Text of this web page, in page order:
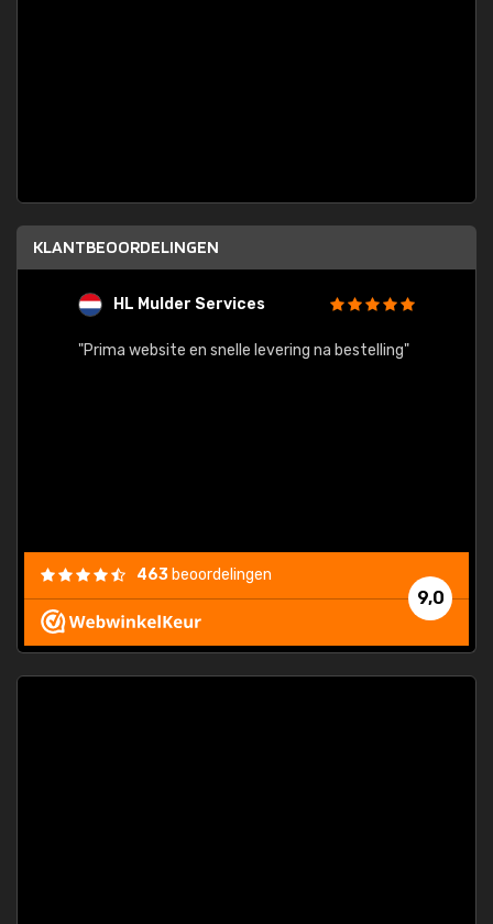
KLANTBEOORDELINGEN
HL Mulder Services
"Prima website en snelle levering na bestelling"
9,0
463 beoordelingen